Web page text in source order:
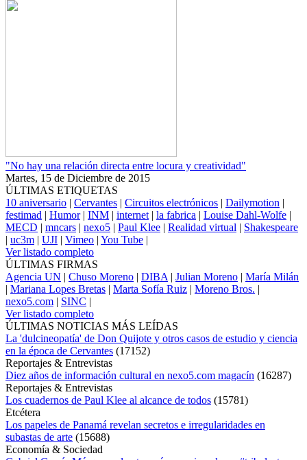
"No hay una relación directa entre locura y creatividad"
Martes, 15 de Diciembre de 2015
ÚLTIMAS ETIQUETAS
10 aniversario | Cervantes | Circuitos electrónicos | Dailymotion |
festimad | Humor| INM | internet | la fabrica | Louise Dahl-Wolfe |
MECD | mncars | nexo5 | Paul Klee | Realidad virtual | Shakespeare
| uc3m | UJI | Vimeo | You Tube |
Ver listado completo
ÚLTIMAS FIRMAS
Agencia UN | Chuso Moreno | DIBA | Julian Moreno | María Milán
| Mariana Lopes Bretas | Marta Sofía Ruiz | Moreno Bros. |
nexo5.com | SINC |
Ver listado completo
ÚLTIMAS NOTICIAS MÁS LEÍDAS
La 'dulcineopatía' de Don Quijote y otros casos de estudio y ciencia
en la época de Cervantes (17152)
Reportajes & Entrevistas
Diez años de información cultural en nexo5.com magacín (16287)
Reportajes & Entrevistas
Los cuadernos de Paul Klee al alcance de todos (15781)
Etcétera
Los papeles de Panamá revelan secretos e irregularidades en
subastas de arte (15688)
Economía & Sociedad